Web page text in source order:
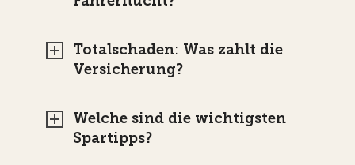
Totalschaden: Was zahlt die
Versicherung?
Welche sind die wichtigsten
Spartipps?